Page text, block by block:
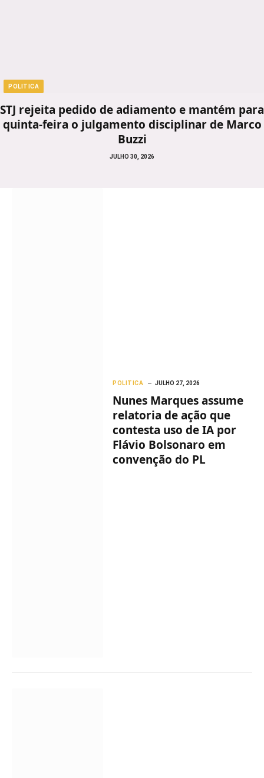
POLITICA
STJ rejeita pedido de adiamento e mantém para
quinta-feira o julgamento disciplinar de Marco
Buzzi
JULHO 30, 2026
POLITICA JULHO 27, 2026
Nunes Marques assume
relatoria de ação que
contesta uso de IA por
Flávio Bolsonaro em
convenção do PL